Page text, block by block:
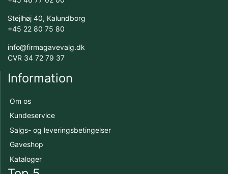
Stejlhøj 40, Kalundborg
+45 22 80 75 80
info@firmagavevalg.dk
CVR 34 72 79 37
Information
Om os
Kundeservice
Salgs- og leveringsbetingelser
Gaveshop
Kataloger